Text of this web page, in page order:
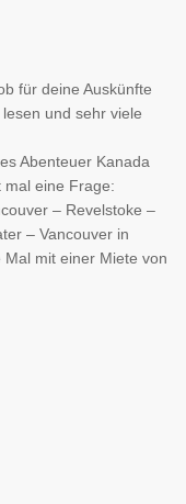
für deine Auskünfte
und sehr viele
Abenteuer Kanada
mal eine Frage:
– Revelstoke –
– Vancouver in
mit einer Miete von